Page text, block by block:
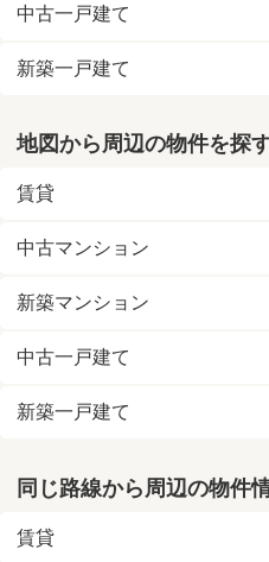
中古一戸建て
新築一戸建て
地図から周辺の物件を探
賃貸
中古マンション
新築マンション
中古一戸建て
新築一戸建て
同じ路線から周辺の物件
賃貸